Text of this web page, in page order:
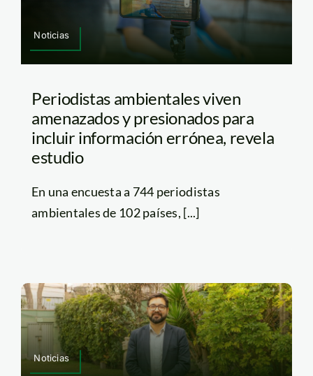
Noticias
Periodistas ambientales viven
amenazados y presionados para
incluir información errónea, revela
estudio
En una encuesta a 744 periodistas
ambientales de 102 países, [...]
Noticias